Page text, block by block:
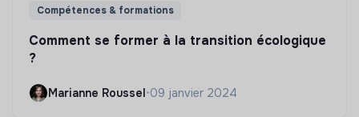
Compétences & formations
Comment se former à la transition écologique
?
Marianne Roussel•09 janvier 2024